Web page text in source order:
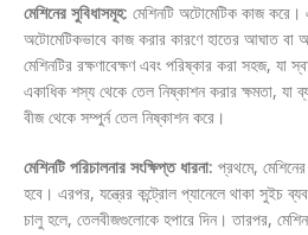
মেশিনের সুবিধাসমূহ: মেশিনটি অটোমেটিক কাজ
অটোমেটিকভাবে কাজ করার কারণে হাতের আঘাত বা
মেশিনটির রক্ষণাবেক্ষণ এবং পরিষ্কার করা সহজ, যা
একাধিক শস্য থেকে তেল নিষ্কাশন করার ক্ষমতা, যা
বীজ থেকে সম্পুর্ন তেল নিষ্কাশন করে।
মেশিনটি পরিচালনার সংক্ষিপ্ত ধারনা: প্রথমে,
হবে। এরপর, যন্ত্রের কন্ট্রোল প্যানেলে থাকা সুইচ
চালু হলে, তেলবীজগুলোকে হপারে দিন। তারপর,